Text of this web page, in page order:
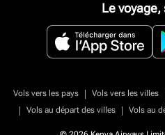
Le
Vols vers les pays | Vols vers les villes
|
Vols au départ des villes | Vols au